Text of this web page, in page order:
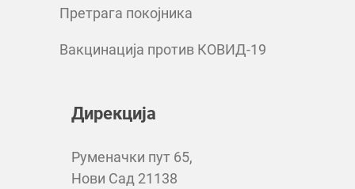
Претрага покојника
Вакцинација против КОВИД-19
Дирекција
Руменачки пут 65,
Нови Сад 21138